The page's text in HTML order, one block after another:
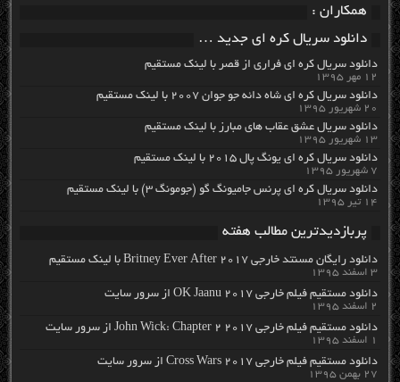
همکاران :
دانلود سریال کره ای جدید …
دانلود سریال کره ای فراری از قصر با لینک مستقیم
۱۲ مهر ۱۳۹۵
دانلود سریال کره ای شاه دائه جو جوان ۲۰۰۷ با لینک مستقیم
۲۰ شهریور ۱۳۹۵
دانلود سریال عشق عقاب های مبارز با لینک مستقیم
۱۳ شهریور ۱۳۹۵
دانلود سریال کره ای یونگ پال ۲۰۱۵ با لینک مستقیم
۷ شهریور ۱۳۹۵
دانلود سریال کره ای پرنس جامیونگ گو (جومونگ ۳) با لینک مستقیم
۱۴ تیر ۱۳۹۵
پربازدیدترین مطالب هفته
دانلود رایگان مسنتد خارجی Britney Ever After 2017 با لینک مستقیم
۳ اسفند ۱۳۹۵
دانلود مستقیم فیلم خارجی OK Jaanu 2017 از سرور سایت
۲ اسفند ۱۳۹۵
دانلود مستقیم فیلم خارجی John Wick: Chapter 2 2017 از سرور سایت
۱ اسفند ۱۳۹۵
دانلود مستقیم فیلم خارجی Cross Wars 2017 از سرور سایت
۲۷ بهمن ۱۳۹۵